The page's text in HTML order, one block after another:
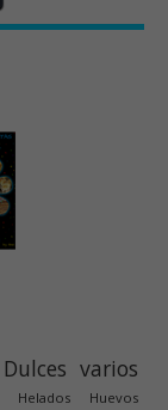
Dulces varios
Helados Huevos